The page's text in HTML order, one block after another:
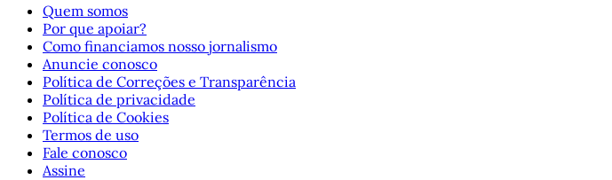
Quem somos
Por que apoiar?
Como financiamos nosso jornalismo
Anuncie conosco
Política de Correções e Transparência
Política de privacidade
Política de Cookies
Termos de uso
Fale conosco
Assine